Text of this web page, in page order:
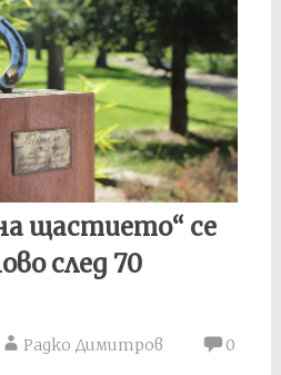
щастието“ се
след 70
Радко Димитров
0